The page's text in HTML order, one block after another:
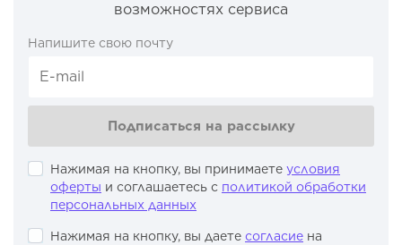
возможностях сервиса
Напишите свою почту
Подписаться на рассылку
Нажимая на кнопку, вы принимаете условия
оферты и соглашаетесь с политикой обработки
персональных данных
Нажимая на кнопку, вы даете согласие на